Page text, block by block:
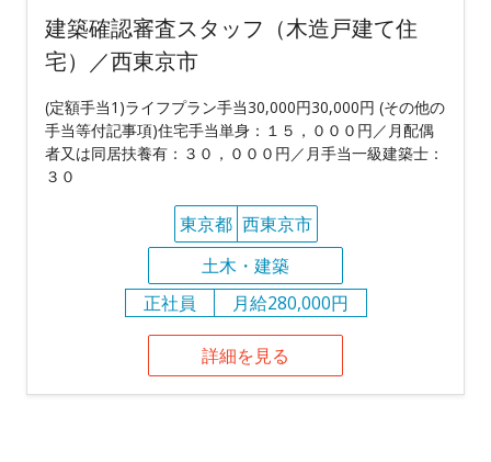
建築確認審査スタッフ（木造戸建て住
宅）／西東京市
(定額手当1)ライフプラン手当30,000円30,000円 (その他の
手当等付記事項)住宅手当単身：１５，０００円／月配偶
者又は同居扶養有：３０，０００円／月手当一級建築士：
３０
東京都 西東京市
土木・建築
正社員
月給280,000円
詳細を見る